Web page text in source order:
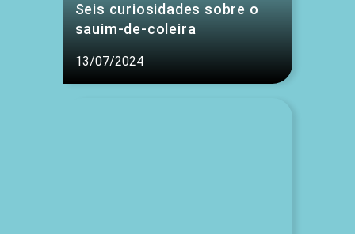
Seis curiosidades sobre o
sauim-de-coleira
13/07/2024